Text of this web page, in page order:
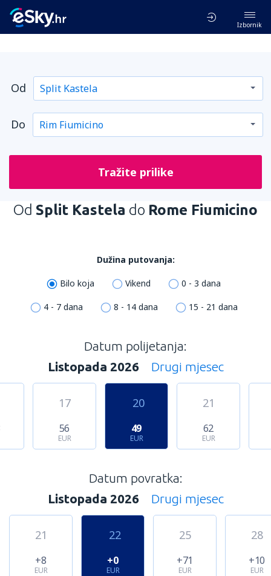
Izbornik
Od
Do
Tražite prilike
Od Split Kastela do Rome Fiumicino
Dužina putovanja:
Bilo koja Vikend 0 - 3 dana
4 - 7 dana 8 - 14 dana 15 - 21 dana
Datum polijetanja:
Listopada 2026
Drugi mjesec
17
56
EUR
20
49
EUR
21
62
EUR
Datum povratka:
Listopada 2026
Drugi mjesec
21
+8
EUR
22
+0
EUR
25
+71
EUR
28
+10
EUR